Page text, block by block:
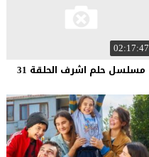
02:17:47
مسلسل حلم اشرف الحلقة 31